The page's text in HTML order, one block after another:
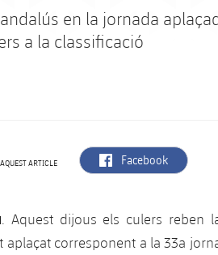
en la jornada
a la classificació
ARTICLE label.aria.facebook
Facebook
. Aquest dijous els culers reben
aplaçat corresponent a la 33a